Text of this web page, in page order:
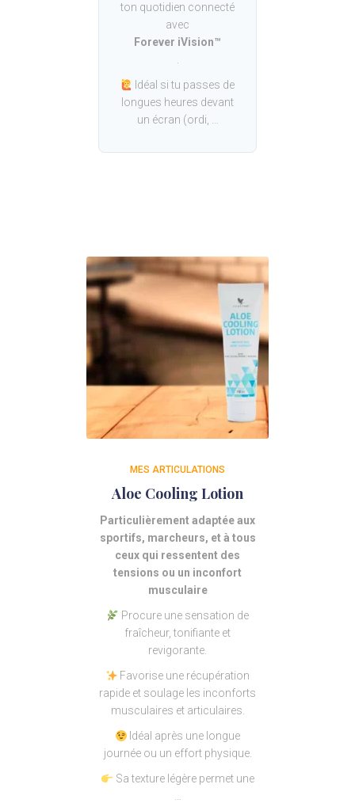
ton quotidien connecté
avec
Forever iVision™
.
Idéal si tu passes de
longues heures devant
un écran (ordi, …
MES ARTICULATIONS
Aloe Cooling Lotion
Particulièrement adaptée aux
sportifs, marcheurs, et à tous
ceux qui ressentent des
tensions ou un inconfort
musculaire
Procure une sensation de
fraîcheur, tonifiante et
revigorante.
Favorise une récupération
rapide et soulage les inconforts
musculaires et articulaires.
Idéal après une longue
journée ou un effort physique.
Sa texture légère permet une
…